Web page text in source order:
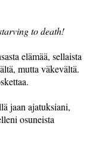
to death!
elämää, sellaista
mutta väkevältä.
jaan ajatuksiani,
osuneista